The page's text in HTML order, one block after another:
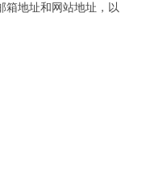
箱地址和网站地址，以